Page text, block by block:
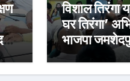
विशाल तिरंगा
घर तिरंगा’
भाजपा
तैयारियां हुई
को साकची